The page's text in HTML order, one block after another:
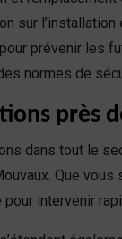
sur
prévenir les
normes de
près
dans tout le
Que vous
intervenir